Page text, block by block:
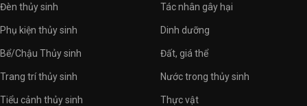
Đèn thủy sinh
Phụ kiện thủy sinh
Bể/Chậu Thủy sinh
Trang trí thủy sinh
Tiểu cảnh thủy sinh
Tác nhân gây hại
Dinh dưỡng
Đất, giá thể
Nước trong thủy sinh
Thực vật